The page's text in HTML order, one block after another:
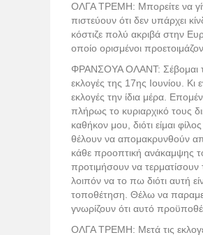
ΟΛΓΑ ΤΡΕΜΗ: Μπορείτε να
πιστεύουν ότι δεν υπάρχει
κόστιζε πολύ ακριβά στην
οποίο ορισμένοι
ΦΡΑΝΣΟΥΑ ΟΛΑΝΤ: Σέβομαι
εκλογές της 17ης Ιουνίου. Κι
εκλογές την ίδια μέρα.
πλήρως το κυριαρχικό τους
καθήκον μου, διότι είμαι
θέλουν να απομακρυνθούν
κάθε προοπτική ανάκαμψης
προτιμήσουν να
λοιπόν να το πω διότι αυτή
τοποθέτηση. Θέλω να
γνωρίζουν ότι αυτό
ΟΛΓΑ ΤΡΕΜΗ: Μετά τις